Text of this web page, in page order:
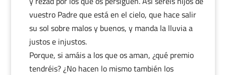
vuestro Padre que está en el cielo, que hace salir
su sol sobre malos y buenos, y manda la lluvia a
justos e injustos.
Porque, si amáis a los que os aman, ¿qué premio
tendréis? ¿No hacen lo mismo también los